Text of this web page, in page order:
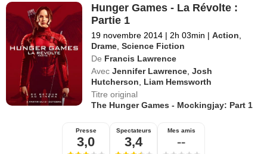
Hunger Games - La Révolte :
Partie 1
19 novembre 2014 | 2h 03min | Action
Drame ,Science Fiction
De Francis Lawrence
Avec Jennifer Lawrence ,Josh
Hutcherson
Liam Hemsworth
Titre original
The Hunger Games - Mockingjay: Part 1
Presse
3,0
Spectateurs
3,4
Mes amis
--